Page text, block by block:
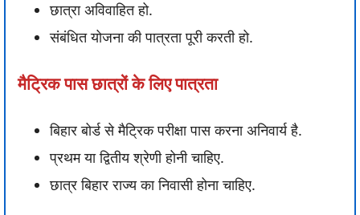
छात्रा अविवाहित हो.
संबंधित योजना की पात्रता पूरी करती हो.
मैट्रिक पास छात्रों के लिए पात्रता
बिहार बोर्ड से मैट्रिक परीक्षा पास करना अनिवार्य है.
प्रथम या द्वितीय श्रेणी होनी चाहिए.
छात्र बिहार राज्य का निवासी होना चाहिए.